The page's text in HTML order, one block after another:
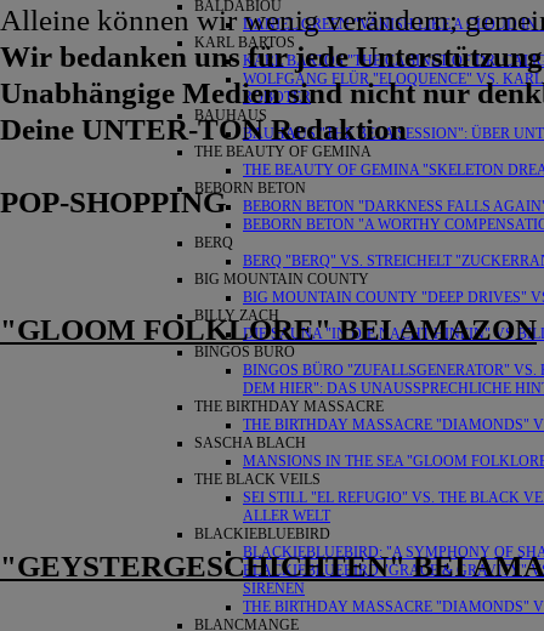
BALDABIOU
DANIEL GREEN "VANISH LIKE A CLOUD
KARL BARTOS
KARL BARTOS "THE CABINET OF DR.
WOLFGANG FLÜR "ELOQUENCE" VS.
ROBOTER
BAUHAUS
BAUHAUS "THE BELA SESSION": ÜBER
THE BEAUTY OF GEMINA
THE BEAUTY OF GEMINA "SKELETON
BEBORN BETON
BEBORN BETON "DARKNESS FALLS
BEBORN BETON "A WORTHY
BERQ
BERQ "BERQ" VS. STREICHELT
BIG MOUNTAIN COUNTY
BIG MOUNTAIN COUNTY "DEEP DRIVES"
BILLY ZACH
DIE SAUNA "IN DIE NACHT HINEIN" VS
BINGOS BÜRO
BINGOS BÜRO "ZUFALLSGENERATOR"
DEM HIER": DAS UNAUSSPRECHLICHE
THE BIRTHDAY MASSACRE
THE BIRTHDAY MASSACRE "DIAMONDS"
SASCHA BLACH
MANSIONS IN THE SEA "GLOOM
THE BLACK VEILS
SEI STILL "EL REFUGIO" VS. THE BLACK
ALLER WELT
BLACKIEBLUEBIRD
BLACKIEBLUEBIRD: "A SYMPHONY OF
BLACKIEBLUEBIRD "GRACE & GRAVITY"
SIRENEN
THE BIRTHDAY MASSACRE "DIAMONDS"
BLANCMANGE
Alleine können wir wenig verändern;
Wir bedanken uns für jede
Unabhängige Medien sind nicht nur
Deine UNTER-TON Redaktion
POP-SHOPPING
"GLOOM FOLKLORE" BEI AMAZON
"GEYSTERGESCHICHTEN" BEI